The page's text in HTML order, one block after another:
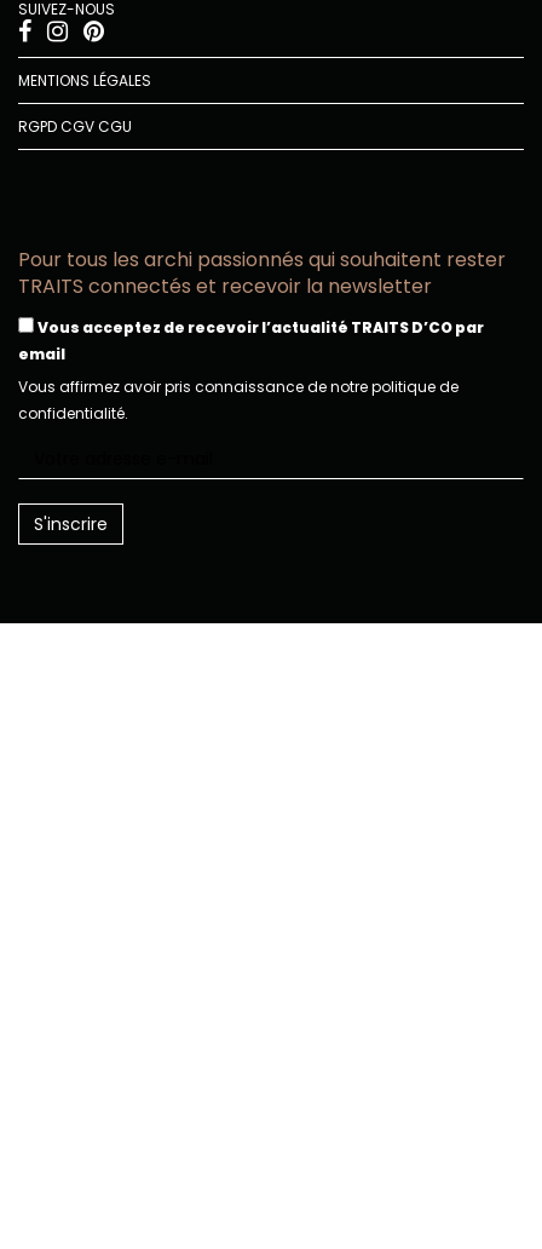
SUIVEZ-NOUS
MENTIONS LÉGALES
RGPDCGVCGU
Pour tous les archi passionnés qui souhaitent rester
TRAITS connectés et recevoir la newsletter
Vous acceptez de recevoir l’actualité TRAITS D’CO par
email
Vous affirmez avoir pris connaissance de notre politique de
confidentialité.